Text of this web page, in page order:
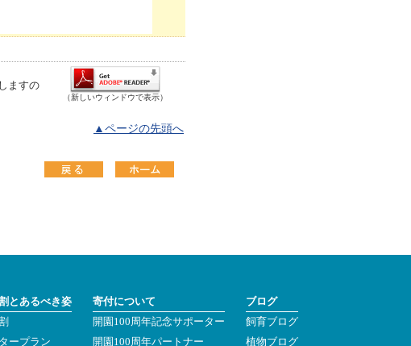
ますの
（新しいウィンドウで表示）
▲ページの先頭へ
とあるべき姿
ープラン
寄付について
開園100周年記念サポーター
開園100周年パートナー
ブログ
飼育ブログ
植物ブログ